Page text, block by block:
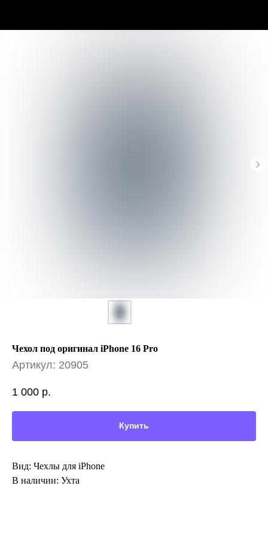
Чехол под оригинал iPhone 16 Pro
Артикул: 20905
1 000 р.
Купить
Вид: Чехлы для iPhone
В наличии: Ухта